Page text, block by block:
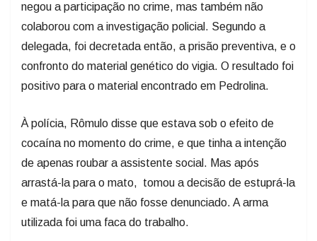
negou a participação no crime, mas também não
colaborou com a investigação policial. Segundo a
delegada, foi decretada então, a prisão preventiva, e o
confronto do material genético do vigia. O resultado foi
positivo para o material encontrado em Pedrolina.
À polícia, Rômulo disse que estava sob o efeito de
cocaína no momento do crime, e que tinha a intenção
de apenas roubar a assistente social. Mas após
arrastá-la para o mato, tomou a decisão de estuprá-la
e matá-la para que não fosse denunciado. A arma
utilizada foi uma faca do trabalho.